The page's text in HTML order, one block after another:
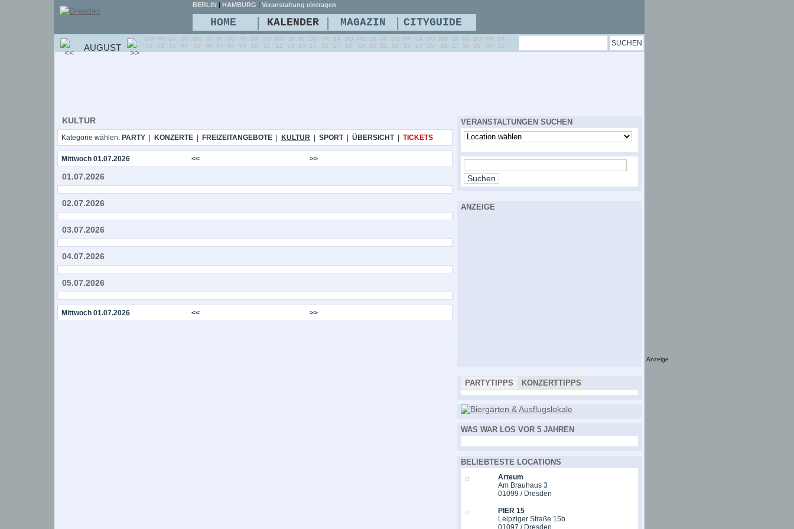
KULTUR
Kategorie wählen: PARTY| KONZERTE| FREIZEITANGEBOTE| KULTUR| SPORT| ÜBERSICHT| TICKETS
Mittwoch 01.07.2026 << >>
01.07.2026
02.07.2026
03.07.2026
04.07.2026
05.07.2026
Mittwoch 01.07.2026 << >>
VERANSTALTUNGEN SUCHEN
ANZEIGE
PARTYTIPPS KONZERTTIPPS
WAS WAR LOS VOR 5 JAHREN
BELIEBTESTE LOCATIONS
Arteum
Am Brauhaus 3
01099 / Dresden
PIER 15
Leipziger Straße 15b
01097 / Dresden
BERLIN | HAMBURG | Veranstaltung eintragen
HOME | KALENDER | MAGAZIN | CITYGUIDE
AUGUST
DO
01
FR
02
SA
03
SO
04
MO
05
DI
06
MI
07
DO
08
FR
09
SA
10
SO
11
MO
12
DI
13
MI
14
DO
15
FR
16
SA
17
SO
18
MO
19
DI
20
MI
21
DO
22
FR
23
SA
24
SO
25
MO
26
DI
27
MI
28
DO
29
FR
30
SA
31
Anzeige